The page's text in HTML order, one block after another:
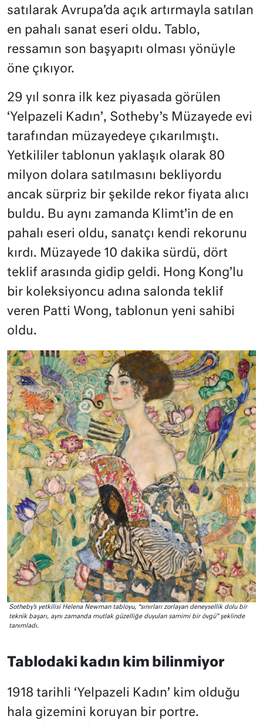
satılarak Avrupa’da açık artırmayla satılan
en pahalı sanat eseri oldu. Tablo,
ressamın son başyapıtı olması yönüyle
öne çıkıyor.
29 yıl sonra ilk kez piyasada görülen
‘Yelpazeli Kadın’, Sotheby’s Müzayede evi
tarafından müzayedeye çıkarılmıştı.
Yetkililer tablonun yaklaşık olarak 80
milyon dolara satılmasını bekliyordu
ancak sürpriz bir şekilde rekor fiyata alıcı
buldu. Bu aynı zamanda Klimt’in de en
pahalı eseri oldu, sanatçı kendi rekorunu
kırdı. Müzayede 10 dakika sürdü, dört
teklif arasında gidip geldi. Hong Kong’lu
bir koleksiyoncu adına salonda teklif
veren Patti Wong, tablonun yeni sahibi
oldu.
Sotheby’s yetkilisi Helena Newman tabloyu, “sınırları zorlayan deneysellik dolu bir
teknik başarı, aynı zamanda mutlak güzelliğe duyulan samimi bir övgü” şeklinde
tanımladı.
Tablodaki kadın kim bilinmiyor
1918 tarihli ‘Yelpazeli Kadın’ kim olduğu
hala gizemini koruyan bir portre.